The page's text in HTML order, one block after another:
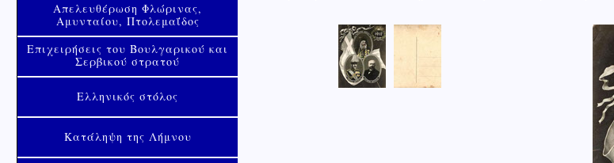
Απελευθέρωση Φλώρινας,
Αμυνταίου, Πτολεμαΐδος
Επιχειρήσεις του Βουλγαρικού και
Σερβικού στρατού
Ελληνικός στόλος
Κατάληψη της Λήμνου